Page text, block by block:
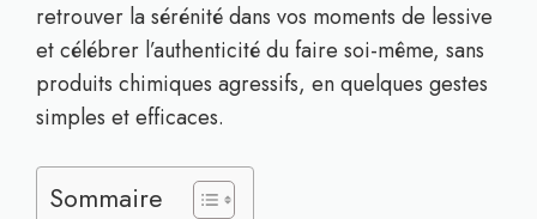
retrouver la sérénité dans vos moments de lessive
et célébrer l’authenticité du faire soi-même, sans
produits chimiques agressifs, en quelques gestes
simples et efficaces.
Sommaire